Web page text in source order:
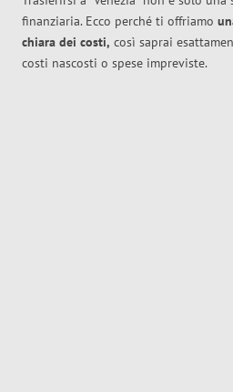
finanziaria. Ecco perché ti offriamo
chiara dei costi, così saprai
costi nascosti o spese impreviste.